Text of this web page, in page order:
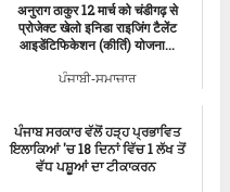
अनुराग ठाकुर 12 मार्च को चंडीगढ़ से
प्रोजेक्ट खेलो इनिडा राइजिंग टैलेंट
आइडेंटिफिकेशन (कीर्ति) योजना...
ਪੰਜਾਬੀ-ਸਮਾਚਾਰ
ਪੰਜਾਬ ਸਰਕਾਰ ਵੱਲੋਂ ਹੜ੍ਹ ਪ੍ਰਭਾਵਿਤ
ਇਲਾਕਿਆਂ 'ਚ 18 ਦਿਨਾਂ ਵਿੱਚ 1 ਲੱਖ ਤੋਂ
ਵੱਧ ਪਸ਼ੂਆਂ ਦਾ ਟੀਕਾਕਰਨ